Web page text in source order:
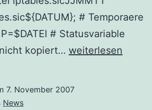
# Temporaere
# Statusvariable
kopiert… Sicherungsscript
weiterlesen
7. November 2007
News